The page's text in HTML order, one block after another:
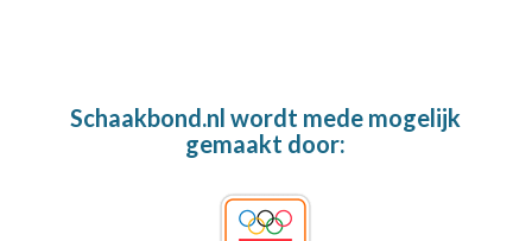
Schaakbond.nl wordt mede mogelijk
gemaakt door: